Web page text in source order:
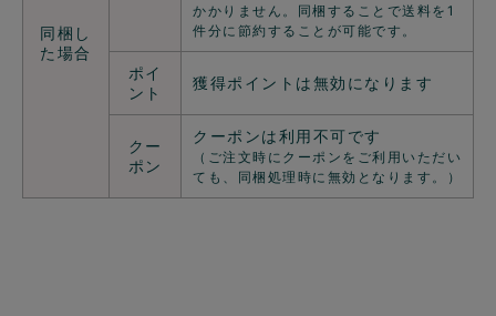
同梱し
た場合
かかりません。同梱することで送料を1
件分に節約することが可能です。
ポイ
ント
獲得ポイントは無効になります
クー
ポン
クーポンは利用不可です
（ご注文時にクーポンをご利用いただい
ても、同梱処理時に無効となります。）